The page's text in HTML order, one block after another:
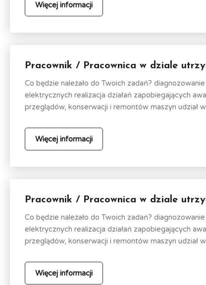
Więcej informacji
Pracownik / Pracownica w dziale
Co będzie należało do Twoich zadań?
elektrycznych realizacja działań zapobiegających
przeglądów, konserwacji i remontów maszyn udział
Więcej informacji
Pracownik / Pracownica w dziale
Co będzie należało do Twoich zadań?
elektrycznych realizacja działań zapobiegających
przeglądów, konserwacji i remontów maszyn udział
Więcej informacji